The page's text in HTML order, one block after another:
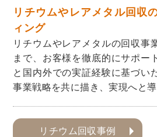
リチウムやレアメタル回収
ィング
リチウムやレアメタルの回収事
まで、お客様を徹底的にサポー
と国内外での実証経験に基づい
事業戦略を共に描き、実現へと導
リチウム回収事例